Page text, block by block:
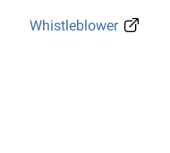
Whistleblower